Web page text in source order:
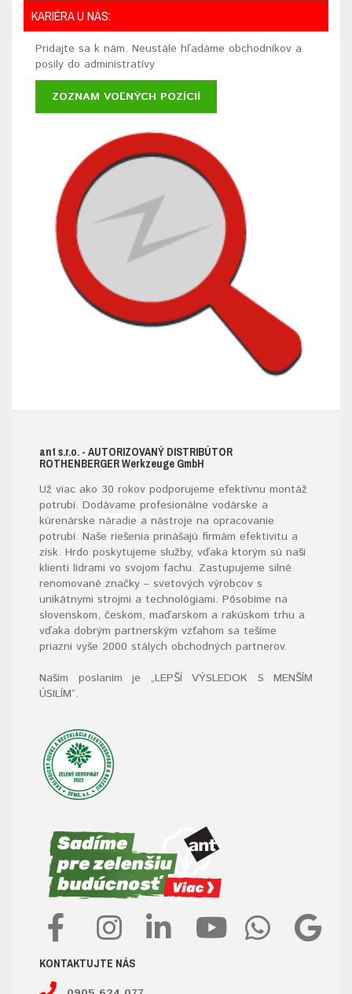
KARIÉRA U NÁS:
Pridajte sa k nám. Neustále hľadáme obchodníkov a
posily do administratívy
ZOZNAM VOĽNÝCH POZÍCIÍ
ant s.r.o. - AUTORIZOVANÝ DISTRIBÚTOR
ROTHENBERGER Werkzeuge GmbH
Už viac ako 30 rokov podporujeme efektívnu montáž
potrubí. Dodávame profesionálne vodárske a
kúrenárske náradie a nástroje na opracovanie
potrubí. Naše riešenia prinášajú firmám efektivitu a
zisk. Hrdo poskytujeme služby, vďaka ktorým sú naši
klienti lídrami vo svojom fachu. Zastupujeme silné
renomované značky – svetových výrobcov s
unikátnymi strojmi a technológiami. Pôsobíme na
slovenskom, českom, maďarskom a rakúskom trhu a
vďaka dobrým partnerským vzťahom sa tešíme
priazni vyše 2000 stálych obchodných partnerov.
Naším poslaním je „LEPŠÍ VÝSLEDOK S MENŠÍM
ÚSILÍM“.
KONTAKTUJTE NÁS